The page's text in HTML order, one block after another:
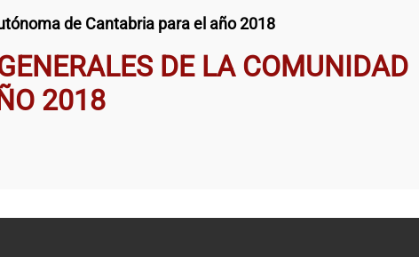
de Cantabria para el año 2018
DE LA COMUNIDAD
2018